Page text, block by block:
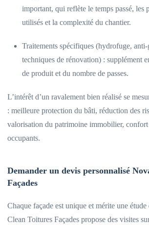
important, qui reflète le temps passé, les
utilisés et la complexité du chantier.
Traitements spécifiques (hydrofuge,
techniques de rénovation) : supplément
de produit et du nombre de passes.
L’intérêt d’un ravalement bien réalisé se
: meilleure protection du bâti, réduction des
valorisation du patrimoine immobilier,
occupants.
Demander un devis personnalisé
Façades
Chaque façade est unique et mérite une
Clean Toitures Façades propose des visites